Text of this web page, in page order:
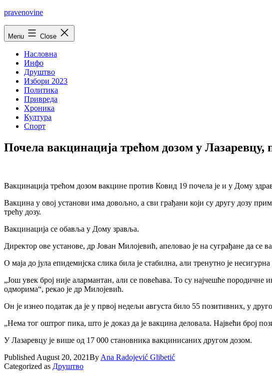
Skip
pravenovine
Menu Close
Насловна
Инфо
Друштво
Избори 2023
Политика
Привреда
Хроника
Култура
Спорт
Почела вакцинација трећом дозом у Лазаревцу,
Вакцинација трећом дозом вакцине против Ковид 19 почела је и у Дому
Вакцина у овој установи има довољно, а сви грађани који су другу дозу
трећу дозу.
Вакцинација се обавља у Дому зравља.
Директор ове установе, др Јован Милојевић, апеловао је на суграђане да се
О маја до јула епидемијска слика била је стабилна, али тренутно је
„Још увек број није алармантан, али се повећава. То су најчешће
одморима“, рекао је др Милојевић.
Он је изнео податак да је у првој недељи августа било 55 позитивних, у
„Нема тог оштрог пика, што је доказ да је вакцина деловала. Највећи број
У Лазаревцу је више од 17 000 становника вакцинисаних другом дозом.
Published August 20, 2021By Ana Radojević Glibetić
Categorized as Друштво